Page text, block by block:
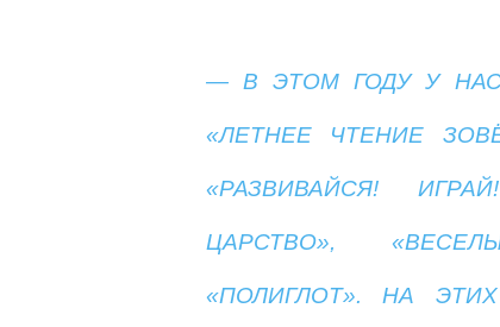
— В ЭТОМ ГОДУ У
«ЛЕТНЕЕ ЧТЕНИЕ
«РАЗВИВАЙСЯ!
ЦАРСТВО»,
«ПОЛИГЛОТ». НА